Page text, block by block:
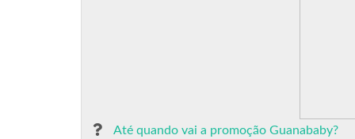
Até quando vai a promoção Guanababy?